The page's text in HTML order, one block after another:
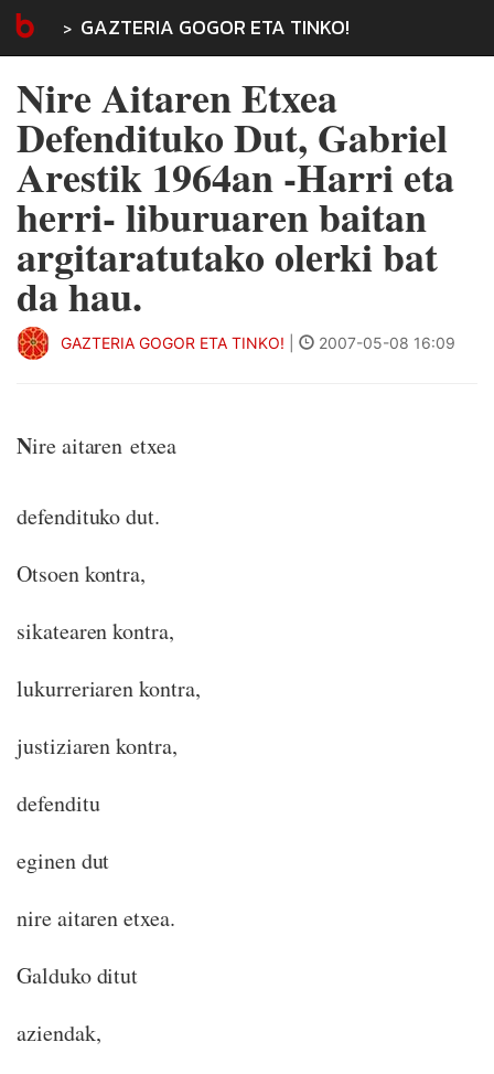
GAZTERIA GOGOR ETA TINKO!
Nire Aitaren Etxea
Defendituko Dut, Gabriel
Arestik 1964an -Harri eta
herri- liburuaren baitan
argitaratutako olerki bat
da hau.
GAZTERIA GOGOR ETA TINKO! 2007-05-08 16:09
Nire aitaren etxea
defendituko dut.
Otsoen kontra,
sikatearen kontra,
lukurreriaren kontra,
justiziaren kontra,
defenditu
eginen dut
nire aitaren etxea.
Galduko ditut
aziendak,